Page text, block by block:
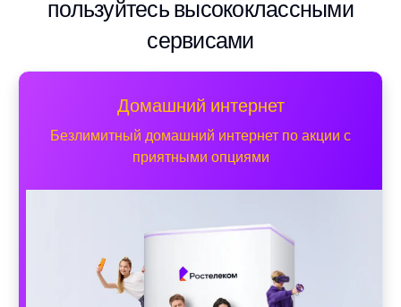
пользуйтесь высококлассными
сервисами
Домашний интернет
Безлимитный домашний интернет по акции с
приятными опциями